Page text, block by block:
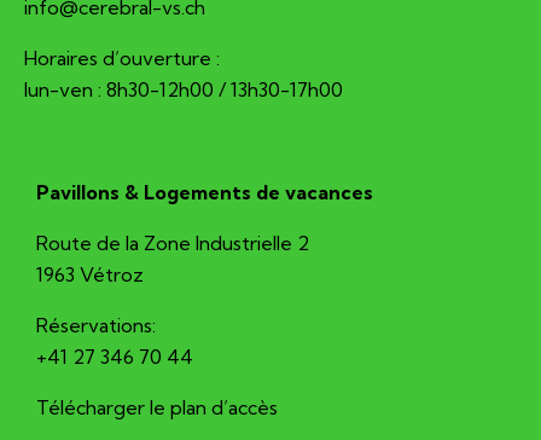
hc.sv-larberec@ofni
Horaires d’ouverture :
lun-ven : 8h30-12h00 / 13h30-17h00
Pavillons & Logements de vacances
Route de la Zone Industrielle 2
1963 Vétroz
Réservations:
+41 27 346 70 44
Télécharger le plan d’accès